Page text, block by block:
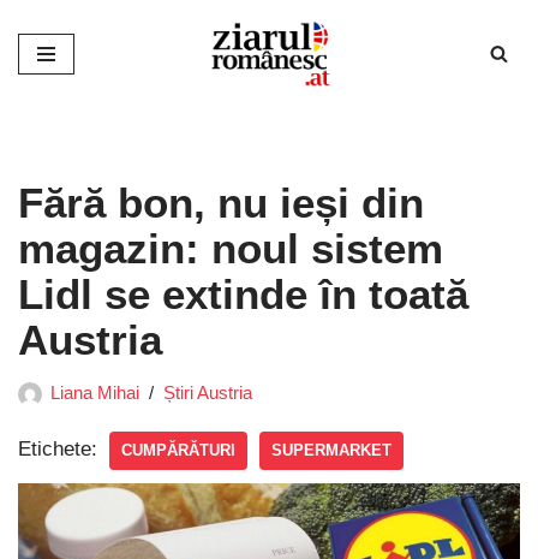
Sari
Fără bon, nu ieși din
magazin: noul sistem
Lidl se extinde în toată
Austria
Liana Mihai Știri Austria
Etichete: CUMPĂRĂTURI SUPERMARKET